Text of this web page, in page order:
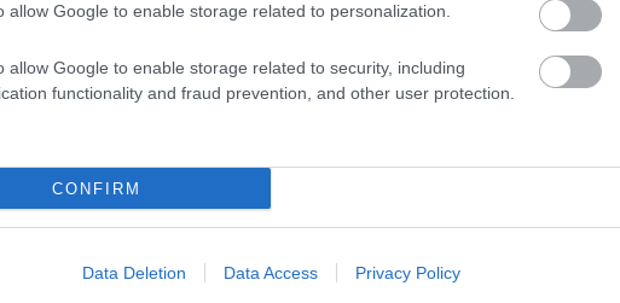
allow Google to enable storage related to personalization.
allow Google to enable storage related to security, including
functionality and fraud prevention, and other user protection.
CONFIRM
Data Deletion Data Access Privacy Policy